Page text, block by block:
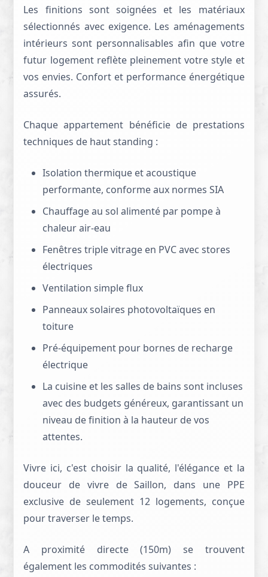
Les finitions sont soignées et les matériaux
sélectionnés avec exigence. Les aménagements
intérieurs sont personnalisables afin que votre
futur logement reflète pleinement votre style et
vos envies. Confort et performance énergétique
assurés.
Chaque appartement bénéficie de prestations
techniques de haut standing :
Isolation thermique et acoustique
performante, conforme aux normes SIA
Chauffage au sol alimenté par pompe à
chaleur air-eau
Fenêtres triple vitrage en PVC avec stores
électriques
Ventilation simple flux
Panneaux solaires photovoltaïques en
toiture
Pré-équipement pour bornes de recharge
électrique
La cuisine et les salles de bains sont incluses
avec des budgets généreux, garantissant un
niveau de finition à la hauteur de vos
attentes.
Vivre ici, c'est choisir la qualité, l'élégance et la
douceur de vivre de Saillon, dans une PPE
exclusive de seulement 12 logements, conçue
pour traverser le temps.
A proximité directe (150m) se trouvent
également les commodités suivantes :